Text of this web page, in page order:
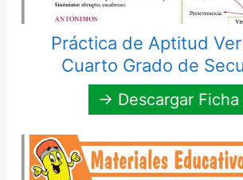
Práctica de Aptitud
Cuarto Grado de
→ Descargar